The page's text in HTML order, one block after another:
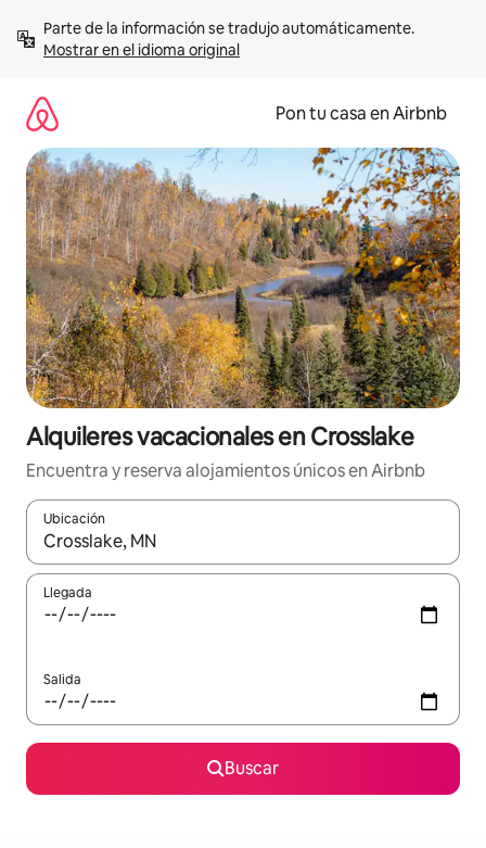
contenidoMostrar en el idioma original
Pon tu casa en Airbnb
Alquileres vacacionales en Crosslake
Encuentra y reserva alojamientos únicos en Airbnb
Ubicación
Cuando los resultados estén disponibles, navega con las
Llegada
Salida
Buscar